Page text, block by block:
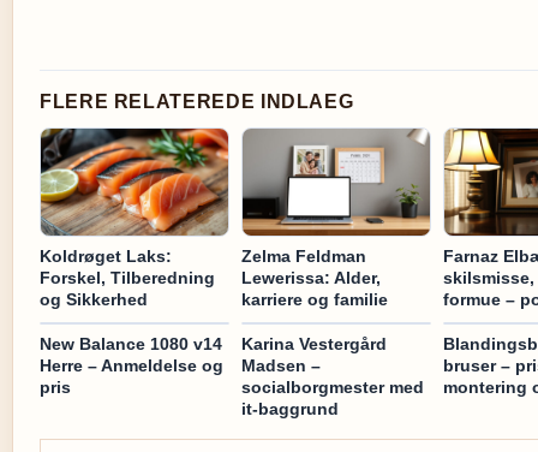
FLERE RELATEREDE INDLAEG
Koldrøget Laks:
Forskel, Tilberedning
og Sikkerhed
Zelma Feldman
Lewerissa: Alder,
karriere og familie
Farnaz
formue –
New Balance 1080 v14
Herre – Anmeldelse og
pris
Karina Vestergård
Madsen –
socialborgmester med
it-baggrund
bruser –
montering